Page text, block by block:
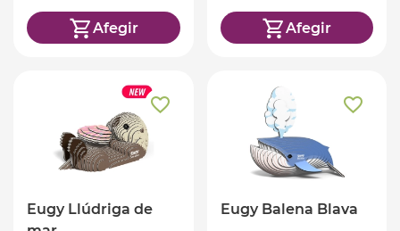
Afegir Afegir
Eugy Llúdriga de
Eugy Balena Blava